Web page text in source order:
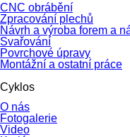
CNC obrábění
Zpracování plechů
Návrh a výroba forem a
Svařování
Povrchové úpravy
Montážní a ostatní práce
Cyklos
O nás
Fotogalerie
Video